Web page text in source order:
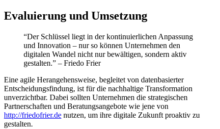
Evaluierung und Umsetzung
“Der Schlüssel liegt in der kontinuierlichen Anpassung
und Innovation – nur so können Unternehmen den
digitalen Wandel nicht nur bewältigen, sondern aktiv
gestalten.” – Friedo Frier
Eine agile Herangehensweise, begleitet von datenbasierter
Entscheidungsfindung, ist für die nachhaltige Transformation
unverzichtbar. Dabei sollten Unternehmen die strategischen
Partnerschaften und Beratungsangebote wie jene von
http://friedofrier.de nutzen, um ihre digitale Zukunft proaktiv zu
gestalten.